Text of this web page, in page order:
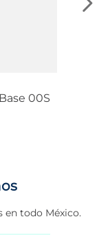
00S
en todo México.